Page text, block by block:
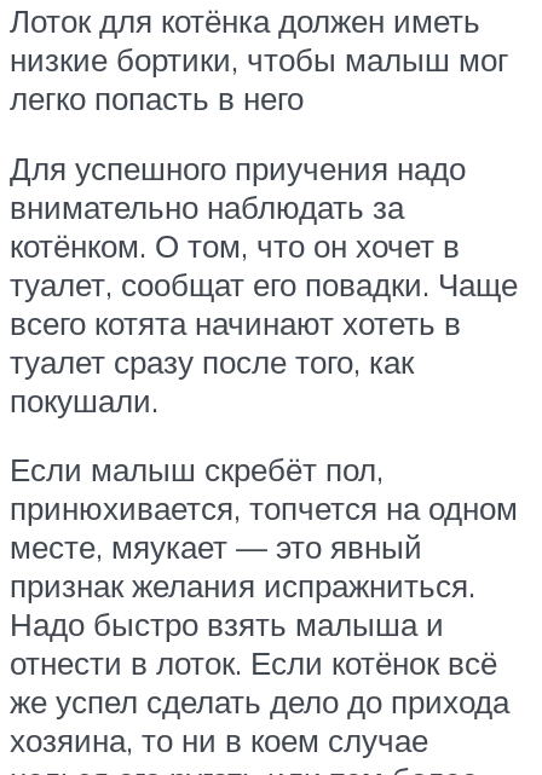
Лоток для котёнка должен иметь
низкие бортики, чтобы малыш мог
легко попасть в него
Для успешного приучения надо
внимательно наблюдать за
котёнком. О том, что он хочет в
туалет, сообщат его повадки. Чаще
всего котята начинают хотеть в
туалет сразу после того, как
покушали.
Если малыш скребёт пол,
принюхивается, топчется на одном
месте, мяукает — это явный
признак желания испражниться.
Надо быстро взять малыша и
отнести в лоток. Если котёнок всё
же успел сделать дело до прихода
хозяина, то ни в коем случае